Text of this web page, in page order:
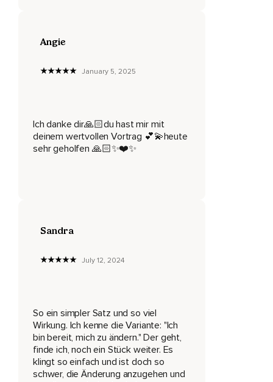
Irgendwie und dann guckt sie mich an und sagt,
Zu unterschiedlichen Zeiten,
Es ist was anderes,
Mitte 30,
Wenn man über 90 ist und sie hat das so ganz normal zu mir
gesagt und sie hat mich angeguckt und einfach gesagt,
Christine,
So ist es manchmal und das war so der erste Punkt,
Angie
January 5, 2025
Ich danke dir🙏🏻du hast mir mit
deinem wertvollen Vortrag 💕💫heute
sehr geholfen 🙏🏻✨❤️✨
Sandra
July 12, 2024
So ein simpler Satz und so viel
Wirkung. Ich kenne die Variante: "Ich
bin bereit, mich zu ändern." Der geht,
finde ich, noch ein Stück weiter. Es
klingt so einfach und ist doch so
schwer, die Änderung anzugehen und